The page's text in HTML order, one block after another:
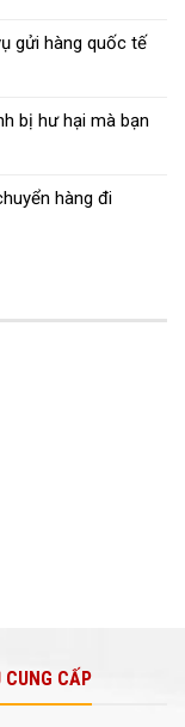
gửi hàng quốc tế
bị hư hại mà bạn
hàng đi
CUNG CẤP